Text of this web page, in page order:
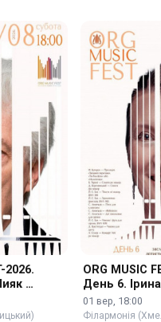
2026.
…
ORG MUSIC
День 6.
01 вер, 18:00
Філармонія